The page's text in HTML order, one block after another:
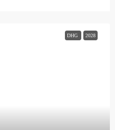
DHG 2028